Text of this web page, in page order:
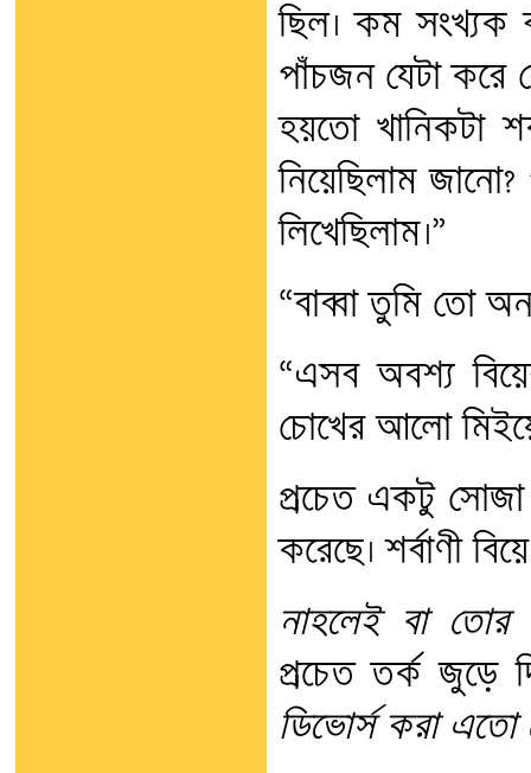
ছিল। কম সংখ্যক
পাঁচজন যেটা করে
হয়তো খানিকটা
নিয়েছিলাম
লিখেছিলাম।”
“বাব্বা তুমি তো
“এসব অবশ্য
চোখের আলো
প্রচেত একটু
করেছে। শর্বাণী
নাহলেই বা তোর
প্রচেত তর্ক জুড়ে
ডিভোর্স করা